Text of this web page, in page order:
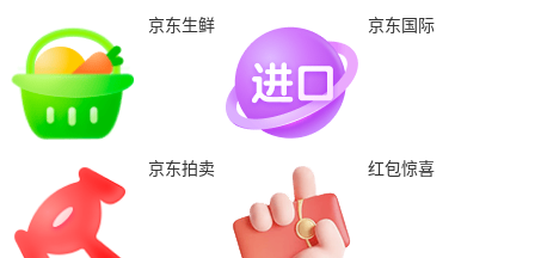
京东生鲜 京东国际
京东拍卖 红包惊喜